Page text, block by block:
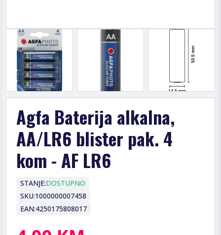
Agfa Baterija alkalna,
AA/LR6 blister pak. 4
kom - AF LR6
STANJE:DOSTUPNO
SKU:1000000007458
EAN:4250175808017